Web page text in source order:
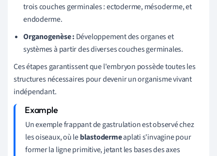
trois couches germinales : ectoderme, mésoderme, et
endoderme.
Organogenèse : Développement des organes et
systèmes à partir des diverses couches germinales.
Ces étapes garantissent que l'embryon possède toutes les
structures nécessaires pour devenir un organisme vivant
indépendant.
Un exemple frappant de gastrulation est observé chez
les oiseaux, où leblastodermeaplati s'invagine pour
former la ligne primitive, jetant les bases des axes